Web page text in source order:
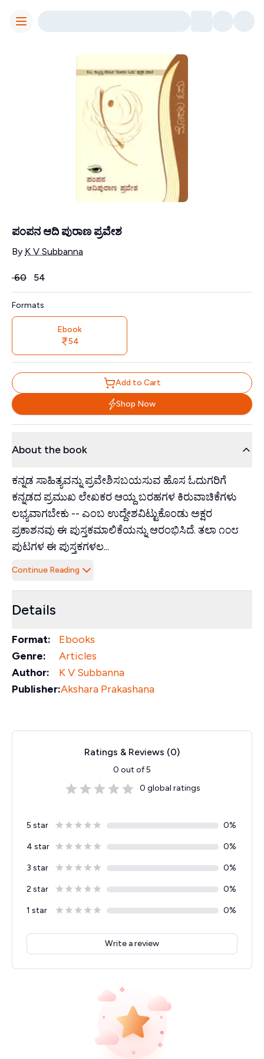
Toggle Menu
ಪಂಪನ ಆದಿ ಪುರಾಣ ಪ್ರವೇಶ
Contributors
By K V Subbanna
Price
₹60 54
Formats
Ebook
54
Add to Cart
Shop Now
About the book
ಕನ್ನಡ ಸಾಹಿತ್ಯವನ್ನು ಪ್ರವೇಶಿಸಬಯಸುವ ಹೊಸ ಓದುಗರಿಗೆ
ಕನ್ನಡದ ಪ್ರಮುಖ ಲೇಖಕರ ಆಯ್ದ ಬರಹಗಳ ಕಿರುವಾಚಿಕೆಗಳು
ಲಭ್ಯವಾಗಬೇಕು -- ಎಂಬ ಉದ್ದೇಶವಿಟ್ಟುಕೊಂಡು ಅಕ್ಷರ
ಪ್ರಕಾಶನವು ಈ ಪುಸ್ತಕಮಾಲಿಕೆಯನ್ನು ಆರಂಭಿಸಿದೆ. ತಲಾ ೧೦೮
ಪುಟಗಳ ಈ ಪುಸ್ತಕಗಳಲ...
Continue Reading
Details
Format:
Ebooks
Genre:
Articles
Author:
K V Subbanna
Publisher:Akshara Prakashana
Ratings & Reviews (0)
0 out of 5
0 global ratings
5 star 0%
4 star 0%
3 star 0%
2 star 0%
1 star 0%
Write a review